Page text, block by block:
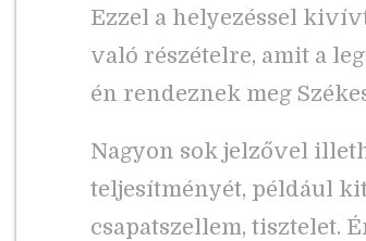
Ezzel a helyezéssel
való részételre, amit a
én rendeznek meg
Nagyon sok jelzővel
teljesítményét, például
csapatszellem, tisztelet.